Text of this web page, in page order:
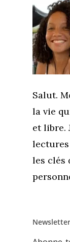
Salut.
la vie
et libre.
lectures
les clés
Newsletter